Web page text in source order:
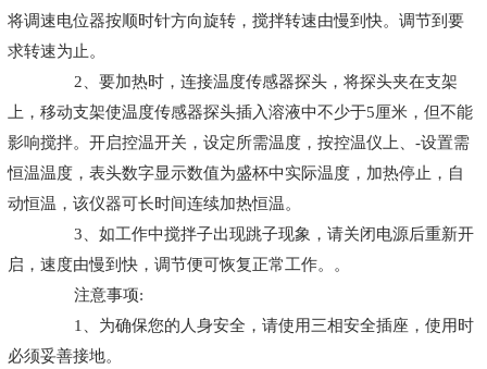
将调速电位器按顺时针方向旋转，搅拌转速由慢到快。调节到要
求转速为止。
2、要加热时，连接温度传感器探头，将探头夹在支架
上，移动支架使温度传感器探头插入溶液中不少于5厘米，但不能
影响搅拌。开启控温开关，设定所需温度，按控温仪上、-设置需
恒温温度，表头数字显示数值为盛杯中实际温度，加热停止，自
动恒温，该仪器可长时间连续加热恒温。
3、如工作中搅拌子出现跳子现象，请关闭电源后重新开
启，速度由慢到快，调节便可恢复正常工作。。
注意事项:
1、为确保您的人身安全，请使用三相安全插座，使用时
必须妥善接地。